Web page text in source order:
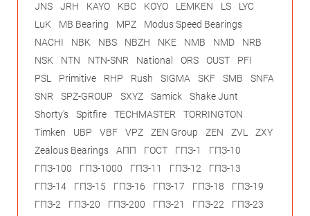
JNS
JRH KAYO KBC KOYO LEMKEN LS
LYC
LuK
MB Bearing MPZ
Modus Speed Bearings
NACHI
NBK NBS NBZH NKE NMB NMD
NRB
NSK
NTN NTN-SNR National ORS OUST
PFI
PSL
Primitive RHP Rush SIGMA SKF SMB
SNFA
SNR
SPZ-GROUP SXYZ Samick
Shake Junt
Shorty's
Spitfire TECHMASTER
TORRINGTON
Timken
UBP VBF VPZ ZEN Group ZEN ZVL
ZXY
Zealous Bearings
АПП ГОСТ ГПЗ-1
ГПЗ-10
ГПЗ-100
ГПЗ-1000 ГПЗ-11 ГПЗ-12
ГПЗ-13
ГПЗ-14
ГПЗ-15 ГПЗ-16 ГПЗ-17 ГПЗ-18
ГПЗ-19
ГПЗ-2
ГПЗ-20 ГПЗ-200 ГПЗ-21 ГПЗ-22
ГПЗ-23